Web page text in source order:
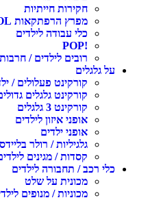
חקירות חייתיות
מפרץ הרפתקאות PAW PATROL
כלי עבודה לילדים
רובים לילדים / חרבות
גלגלים
קורקינט פעלולים / ילדים
קורקינט גלגלים גדולים
קורקינט 3 גלגלים
אופני איזון לילדים
אופני ילדים
גלגיליות / רולר בליידס לילדים
קסדות / מגינים לילדים
רכב / תחבורה לילדים
מכונית על שלט
מכוניות / מנופים לילדים